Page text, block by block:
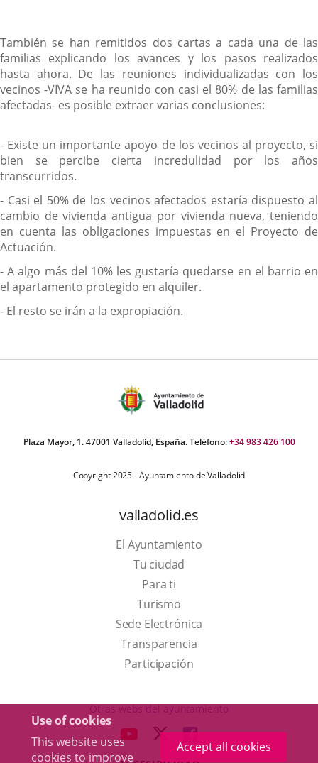
Use of cookies
This website uses
cookies to improve
Accept all cookies
También se han remitidos dos cartas a cada una de las
familias explicando los avances y los pasos realizados
hasta ahora. De las reuniones individualizadas con los
vecinos -VIVA se ha reunido con casi el 80% de las familias
afectadas- es posible extraer varias conclusiones:
- Existe un importante apoyo de los vecinos al proyecto, si
bien se percibe cierta incredulidad por los años
transcurridos.
- Casi el 50% de los vecinos afectados estaría dispuesto al
cambio de vivienda antigua por vivienda nueva, teniendo
en cuenta las obligaciones impuestas en el Proyecto de
Actuación.
- A algo más del 10% les gustaría quedarse en el barrio en
el apartamento protegido en alquiler.
- El resto se irán a la expropiación.
Plaza Mayor, 1. 47001 Valladolid, España. Teléfono:+34 983 426 100
Copyright 2025 - Ayuntamiento de Valladolid
valladolid.es
El Ayuntamiento
Tu ciudad
Para ti
TurismoThis
link
will
open
a
up
Sede Electrónica
Transparencia
Participación
Otras webs del ayuntamiento
LINK LINK
TO
LINK
TO